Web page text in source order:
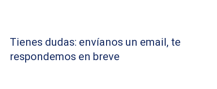
Tienes dudas: envíanos un email, te
respondemos en breve